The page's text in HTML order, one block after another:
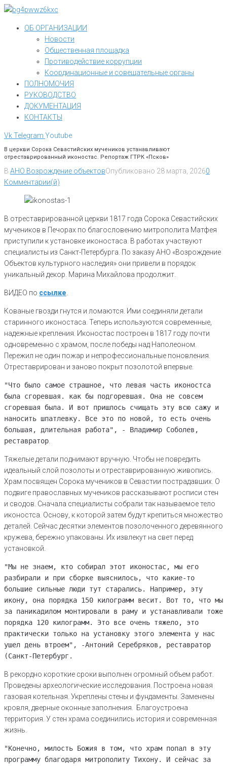
Перейти
контентуОБ ОРГАНИЗАЦИИ
Новости
Общественная площадка
Противодействие коррупции
Координационные и совещательные органы
ПОЛНОМОЧИЯ
РУКОВОДСТВО
ДОКУМЕНТАЦИЯ
КОНТАКТЫ
VkTelegram Youtube
В церкви Сорока Севастийских мучеников устанавливают
отреставрированный иконостас. Репортаж ГТРК «Псков»
В АНО Возрождение объектовОпубликовано 28 марта, 20260
Комментарии(й)
В отреставрированной церкви 1817 года Сорока Севастийских
мучеников в Печорах по благословению митрополита Матфея
приступили к установке иконостаса. В работах участвуют
специалисты из Санкт-Петербурга. По заказу АНО «Возрождение
Объектов культурного наследия» они привели в порядок
уникальный декор. Марина Михайлова продолжит.
ВИДЕО по ссылке.
Кованые гвозди гнутся и ломаются. Ими соединяли детали
старинного иконостаса. Теперь используются современные,
надежные крепления. Иконостас построен в 1817 году почти
одновременно с храмом, после победы над Наполеоном.
Пережил не один пожар и непрофессиональные поновления.
Отреставрирован и заново покрыт позолотой впервые.
"Что было самое страшное, что левая часть иконостса
была сгоревшая. как бы подгоревшая. Она не совсем
сгоревшая была. И вот пришлось счищать эту всю сажу и
наносить шпатлевку. Все это по новой, то есть очень
большая, длительная работа", - Владимир Соболев,
реставратор.
Тяжелые детали поднимают вручную. Чтобы не повредить
идеальный слой позолоты и отреставрированную живопись.
Храм посвящен Сорока мучеников в Севастии пострадавших. О
подвиге православных мучеников рассказывают росписи стен
и сводов. Сначала специалисты собрали так называемое тело
иконостса. Основу, к которой затем будут крепиться множество
деталей. Сейчас десятки элементов позолоченного деревянного
кружева, бережно упакованы. Их извлекут на свет перед
установкой.
"Мы не знаем, кто собирал этот иконостас, мы его
разбирали и при сборке выяснилось, что какие-то
большие сильные люди тут старались. Например, эту
икону, она порядка 150 килограмм весит. Вот то, что мы
за паникадилом монтировали в раму и устанавливали тоже
порядка 120 килограмм. Это все очень тяжело, это
практически только на установку этого элемента у нас
ушел день втроем", -Антоний Серебряков, реставратор
(Санкт-Петербург.
В рекордно короткие сроки выполнен огромный объем работ.
Проведены археологические исследования. Построена новая
газовая котельная. Укреплены стены и фундаменты. Заменены
кровля, дверные оконные заполнения. Благоустроена
территория. У стен храма соединились история и современная
жизнь.
"Конечно, милость Божия в том, что храм попал в эту
программу благодаря митрополиту Тихону. И сейчас за